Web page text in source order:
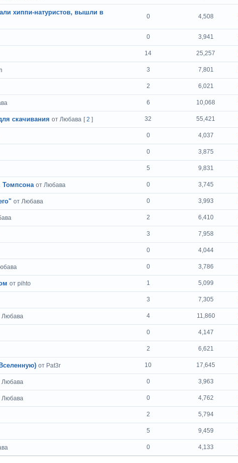
хиппи-натуристов, вышли в
0 4,508
0 3,941
14 25,257
3 7,801
2 6,021
6 10,068
скачивания от Любава [2 ] 32 55,421
0 4,037
0 3,875
5 9,831
Томпсона от Любава 0 3,745
от Любава 0 3,993
2 6,410
3 7,958
0 4,044
0 3,786
от pihto 1 5,099
3 7,305
Любава 4 11,860
0 4,147
2 6,621
от Pat3r 10 17,645
Любава 0 3,963
Любава 0 4,762
2 5,794
5 9,459
0 4,133